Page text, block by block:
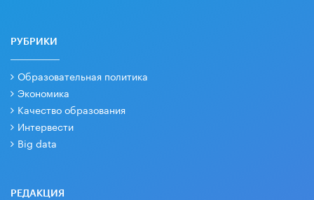
РУБРИКИ
Образовательная политика
Экономика
Качество образования
Интервести
Big data
РЕДАКЦИЯ